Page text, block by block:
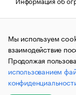
Правовая
© АО
и материалы
связи,
коммуникаций
№ФС77-63848)
публикации могут
Мы используем
взаимодействие
Продолжая
использованием